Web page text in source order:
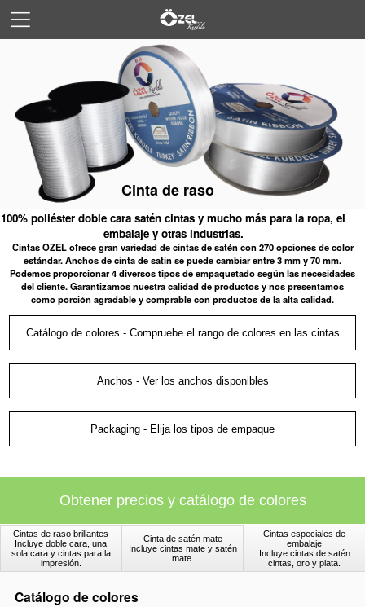
Cinta de raso
100% poliéster doble cara satén cintas y mucho más para la ropa, el
embalaje y otras industrias.
Cintas OZEL ofrece gran variedad de cintas de satén con 270 opciones de color
estándar. Anchos de cinta de satín se puede cambiar entre 3 mm y 70 mm.
Podemos proporcionar 4 diversos tipos de empaquetado según las necesidades
del cliente. Garantizamos nuestra calidad de productos y nos presentamos
como porción agradable y comprable con productos de la alta calidad.
Catálogo de colores - Compruebe el rango de colores en las cintas
Anchos - Ver los anchos disponibles
Packaging - Elija los tipos de empaque
Obtener precios y catálogo de colores
Cintas de raso brillantes
Incluye doble cara, una
sola cara y cintas para la
impresión.
Cinta de satén mate
Incluye cintas mate y satén
mate.
Cintas especiales de
embalaje
Incluye cintas de satén
cintas, oro y plata.
Catálogo de colores